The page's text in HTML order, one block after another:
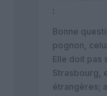
:
Bonne
pognon,
Elle doit pas
Strasbourg,
étrangères;